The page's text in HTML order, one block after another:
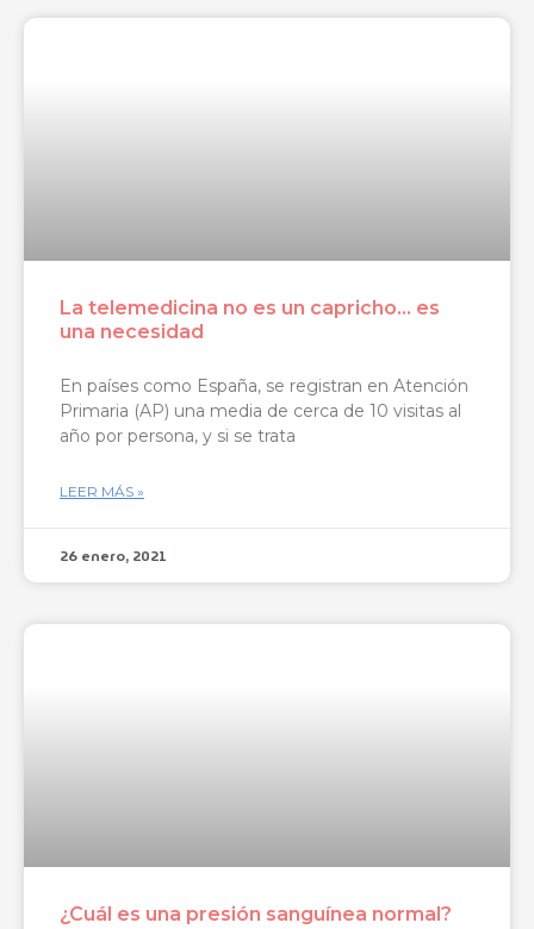
La telemedicina no es un capricho… es
una necesidad
En países como España, se registran en Atención
Primaria (AP) una media de cerca de 10 visitas al
año por persona, y si se trata
LEER MÁS »
26 enero, 2021
¿Cuál es una presión sanguínea normal?